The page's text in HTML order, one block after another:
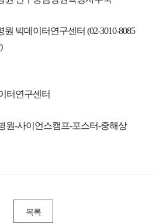
원 빅데이터연구센터 (02-3010-8085
)
터연구센터
목록